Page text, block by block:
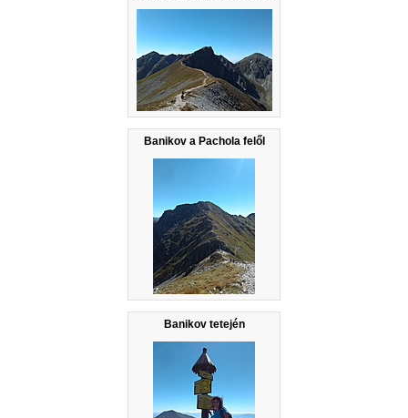
Banikov a Pachola felől
Banikov tetején